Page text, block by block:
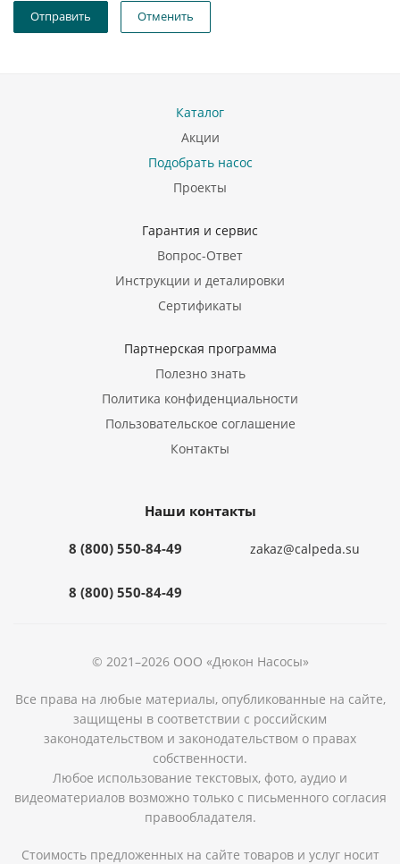
Отправить Отменить
Каталог
Акции
Подобрать насос
Проекты
Гарантия и сервис
Вопрос-Ответ
Инструкции и деталировки
Сертификаты
Партнерская программа
Полезно знать
Политика конфиденциальности
Пользовательское соглашение
Контакты
Наши контакты
8 (800) 550-84-49
8 (800) 550-84-49
zakaz@calpeda.su
© 2021–2026 ООО «Дюкон Насосы»
Все права на любые материалы, опубликованные на сайте,
защищены в соответствии с российским
законодательством и законодательством о правах
собственности.
Любое использование текстовых, фото, аудио и
видеоматериалов возможно только с письменного согласия
правообладателя.
Стоимость предложенных на сайте товаров и услуг носит